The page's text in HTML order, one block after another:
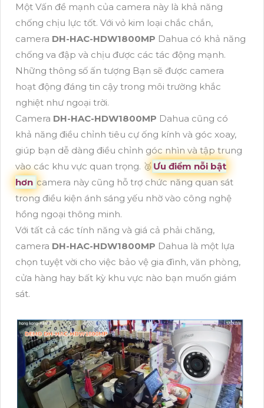
Một Vấn đề mạnh của camera này là khả năng
chống chịu lực tốt. Với vỏ kim loại chắc chắn,
camera DH-HAC-HDW1800MP Dahua có khả năng
chống va đập và chịu được các tác động mạnh.
Những thông số ấn tượng Bạn sẽ được camera
hoạt động đáng tin cậy trong môi trường khắc
nghiệt như ngoại trời.
Camera DH-HAC-HDW1800MP Dahua cũng có
khả năng điều chỉnh tiêu cự ống kính và góc xoay,
giúp bạn dễ dàng điều chỉnh góc nhìn và tập trung
vào các khu vực quan trọng. 🥈️ Ưu điểm nỗi bật
hơn camera này cũng hỗ trợ chức năng quan sát
trong điều kiện ánh sáng yếu nhờ vào công nghệ
hồng ngoại thông minh.
Với tất cả các tính năng và giá cả phải chăng,
camera DH-HAC-HDW1800MP Dahua là một lựa
chọn tuyệt vời cho việc bảo vệ gia đình, văn phòng,
cửa hàng hay bất kỳ khu vực nào bạn muốn giám
sát.